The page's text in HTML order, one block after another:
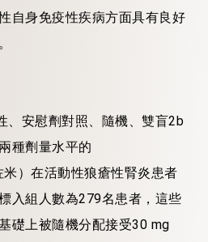
自身免疫性疾病方面具有良好
、安慰劑對照、隨機、雙盲2b
種劑量水平的
）在活動性狼瘡性腎炎患者
入組人數為279名患者，這些
礎上被隨機分配接受30 mg